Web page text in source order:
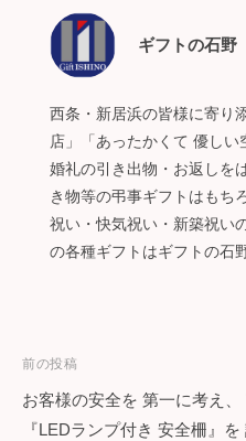
ギフトの石野
西条・新居浜の皆様に寄り
店」「あったかくて 優しい
婚礼の引き出物・お返しを
き物等の弔事ギフトはもち
祝い・快気祝い・新築祝い
の各種ギフトはギフトの石
投
稿
前の投稿
お客様の安全を 第一に考え
『LEDランプ付き 安全柵』